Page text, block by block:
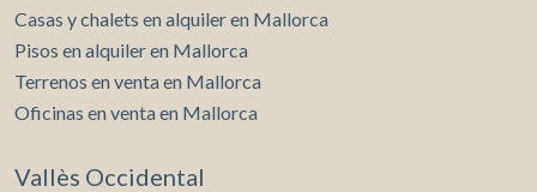
Casas y chalets en alquiler en Mallorca
Pisos en alquiler en Mallorca
Terrenos en venta en Mallorca
Oficinas en venta en Mallorca
Vallès Occidental